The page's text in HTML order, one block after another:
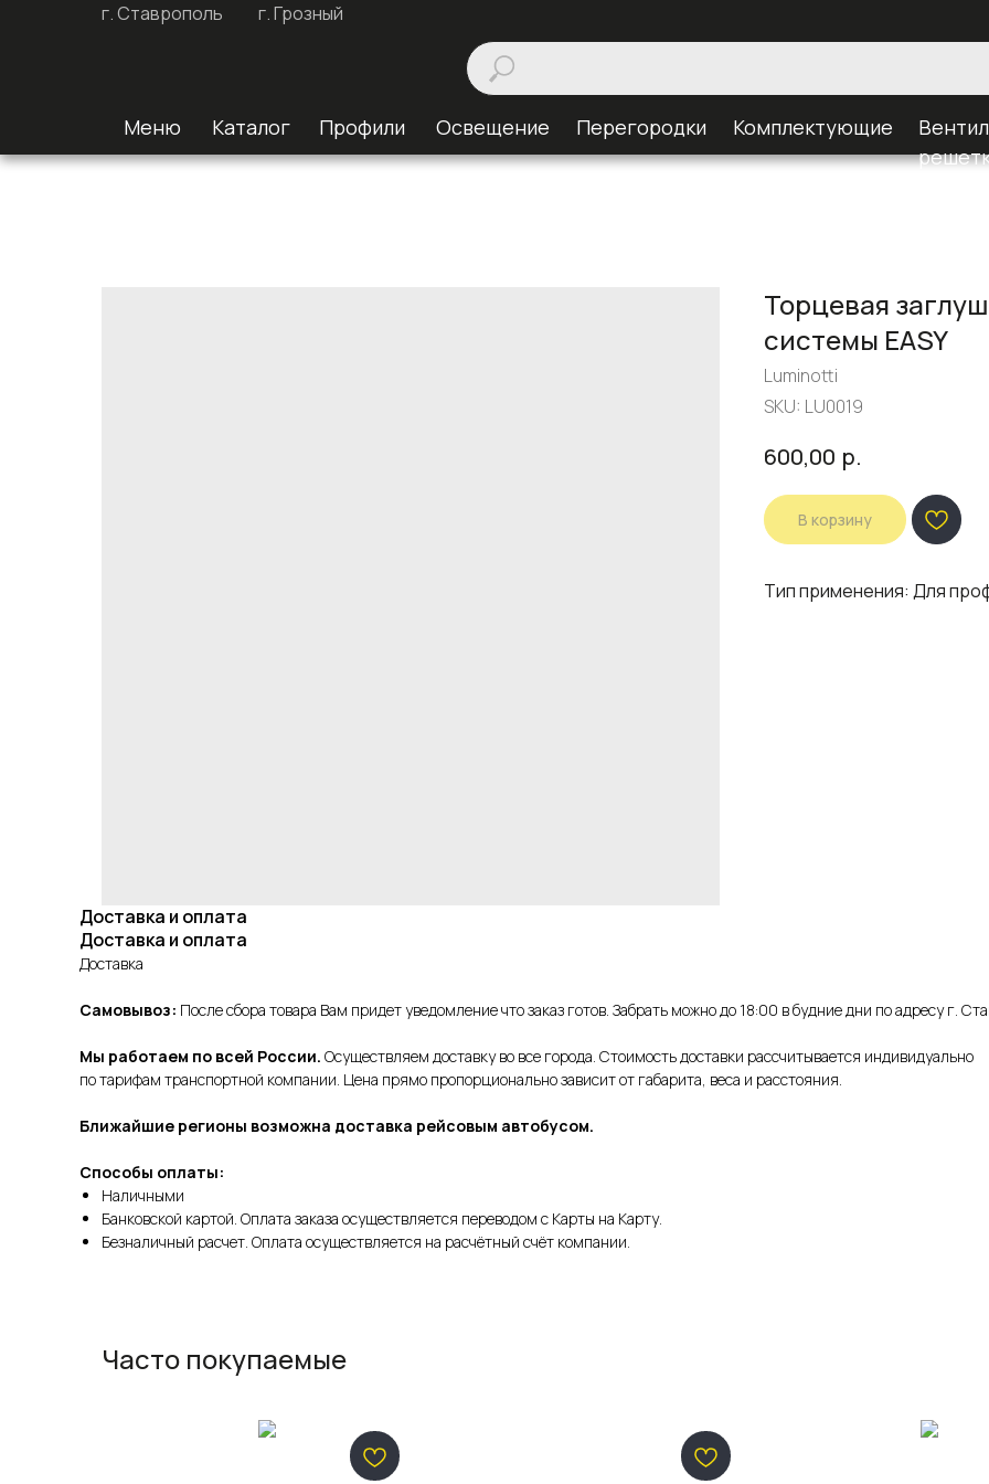
Меню Профили Освещение Перегородки Комплектующие
Каталог
г. Ставрополь г. Грозный
Торцевая
системы EASY
Luminotti
SKU: LU0019
600,00 р.
В корзину
Тип применения: Для
Доставка и оплата
Доставка и оплата
Доставка
Самовывоз: После сбора товара Вам придет уведомление что заказ готов. Забрать можно до 18:00 в будние дни по адресу г.
Мы работаем по всей России. Осуществляем доставку во все города. Стоимость доставки рассчитывается индивидуально
по тарифам транспортной компании. Цена прямо пропорционально зависит от габарита, веса и расстояния.
Ближайшие регионы возможна доставка рейсовым автобусом.
Способы оплаты:
Наличными
Банковской картой. Оплата заказа осуществляется переводом с Карты на Карту.
Безналичный расчет. Оплата осуществляется на расчётный счёт компании.
Часто покупаемые